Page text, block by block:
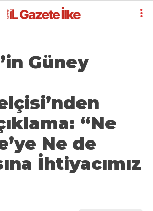
Güney
“Ne
Ne de
İhtiyacımız